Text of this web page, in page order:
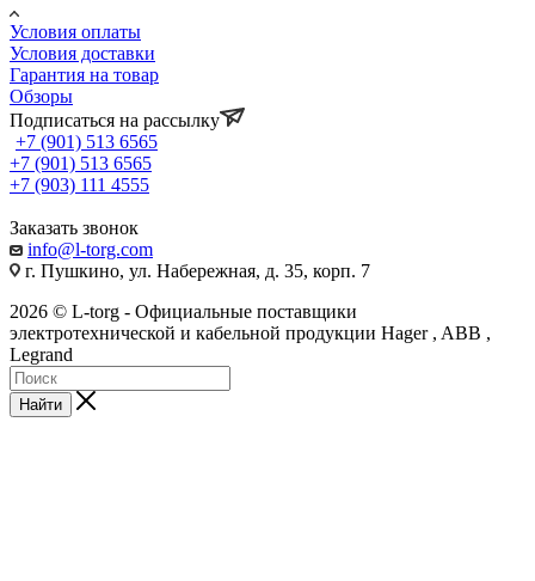
Условия оплаты
Условия доставки
Гарантия на товар
Обзоры
Подписаться на рассылку
+7 (901) 513 6565
+7 (901) 513 6565
+7 (903) 111 4555
Заказать звонок
info@l-torg.com
г. Пушкино, ул. Набережная, д. 35, корп. 7
2026 © L-torg - Официальные поставщики
электротехнической и кабельной продукции Hager , ABB ,
Legrand
Найти